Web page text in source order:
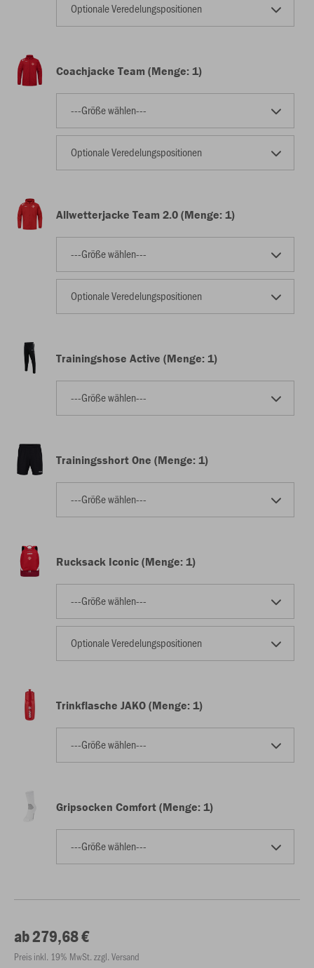
Optionale Veredelungspositionen
Coachjacke Team (Menge: 1)
---Größe wählen---
Optionale Veredelungspositionen
Allwetterjacke Team 2.0 (Menge: 1)
---Größe wählen---
Optionale Veredelungspositionen
Trainingshose Active (Menge: 1)
---Größe wählen---
Trainingsshort One (Menge: 1)
---Größe wählen---
Rucksack Iconic (Menge: 1)
---Größe wählen---
Optionale Veredelungspositionen
Trinkflasche JAKO (Menge: 1)
---Größe wählen---
Gripsocken Comfort (Menge: 1)
---Größe wählen---
ab 279,68 €
Preis inkl. 19% MwSt. zzgl. Versand